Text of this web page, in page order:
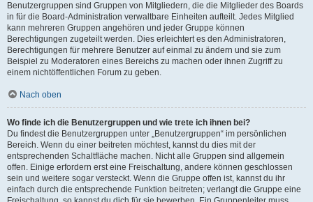
Benutzergruppen sind Gruppen von Mitgliedern, die die Mitglieder des Boards
in für die Board-Administration verwaltbare Einheiten aufteilt. Jedes Mitglied
kann mehreren Gruppen angehören und jeder Gruppe können
Berechtigungen zugeteilt werden. Dies erleichtert es den Administratoren,
Berechtigungen für mehrere Benutzer auf einmal zu ändern und sie zum
Beispiel zu Moderatoren eines Bereichs zu machen oder ihnen Zugriff zu
einem nichtöffentlichen Forum zu geben.
Nach oben
Wo finde ich die Benutzergruppen und wie trete ich ihnen bei?
Du findest die Benutzergruppen unter „Benutzergruppen“ im persönlichen
Bereich. Wenn du einer beitreten möchtest, kannst du dies mit der
entsprechenden Schaltfläche machen. Nicht alle Gruppen sind allgemein
offen. Einige erfordern erst eine Freischaltung, andere können geschlossen
sein und weitere sogar versteckt. Wenn die Gruppe offen ist, kannst du ihr
einfach durch die entsprechende Funktion beitreten; verlangt die Gruppe eine